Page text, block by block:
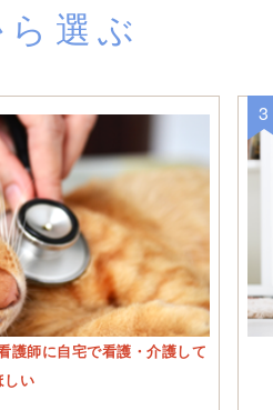
選ぶ
護師に自宅で看護・介護して
しい